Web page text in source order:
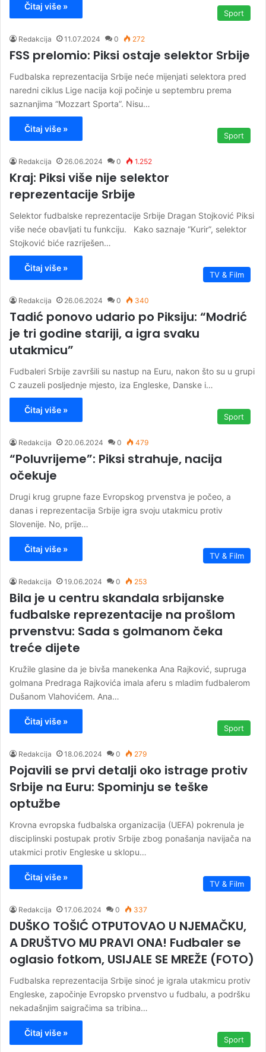
Čitaj više »
Sport
Redakcija 11.07.2024 0 272
FSS prelomio: Piksi ostaje selektor Srbije
Fudbalska reprezentacija Srbije neće mijenjati selektora pred
naredni ciklus Lige nacija koji počinje u septembru prema
saznanjima “Mozzart Sporta”. Nisu…
Čitaj više »
Sport
Redakcija 26.06.2024 0 1.252
Kraj: Piksi više nije selektor
reprezentacije Srbije
Selektor fudbalske reprezentacije Srbije Dragan Stojković Piksi
više neće obavljati tu funkciju. Kako saznaje “Kurir”, selektor
Stojković biće razriješen…
Čitaj više »
TV & Film
Redakcija 26.06.2024 0 340
Tadić ponovo udario po Piksiju: “Modrić
je tri godine stariji, a igra svaku
utakmicu”
Fudbaleri Srbije završili su nastup na Euru, nakon što su u grupi
C zauzeli posljednje mjesto, iza Engleske, Danske i…
Čitaj više »
Sport
Redakcija 20.06.2024 0 479
“Poluvrijeme”: Piksi strahuje, nacija
očekuje
Drugi krug grupne faze Evropskog prvenstva je počeo, a
danas i reprezentacija Srbije igra svoju utakmicu protiv
Slovenije. No, prije…
Čitaj više »
TV & Film
Redakcija 19.06.2024 0 253
Bila je u centru skandala srbijanske
fudbalske reprezentacije na prošlom
prvenstvu: Sada s golmanom čeka
treće dijete
Kružile glasine da je bivša manekenka Ana Rajković, supruga
golmana Predraga Rajkovića imala aferu s mladim fudbalerom
Dušanom Vlahovićem. Ana…
Čitaj više »
Sport
Redakcija 18.06.2024 0 279
Pojavili se prvi detalji oko istrage protiv
Srbije na Euru: Spominju se teške
optužbe
Krovna evropska fudbalska organizacija (UEFA) pokrenula je
disciplinski postupak protiv Srbije zbog ponašanja navijača na
utakmici protiv Engleske u sklopu…
Čitaj više »
TV & Film
Redakcija 17.06.2024 0 337
DUŠKO TOŠIĆ OTPUTOVAO U NJEMAČKU,
A DRUŠTVO MU PRAVI ONA! Fudbaler se
oglasio fotkom, USIJALE SE MREŽE (FOTO)
Fudbalska reprezentacija Srbije sinoć je igrala utakmicu protiv
Engleske, započinje Evropsko prvenstvo u fudbalu, a podršku
nekadašnjim saigračima sa tribina…
Čitaj više »
Sport